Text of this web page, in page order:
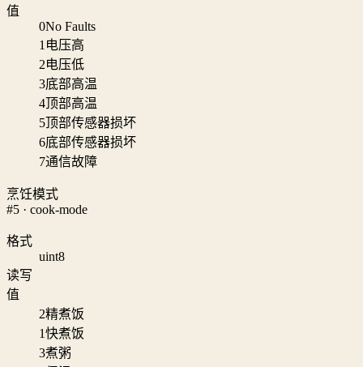
值
0No Faults
1 电压高
2电压低
3底部高温
4顶部高温
5顶部传感器损坏
6底部传感器损坏
7通信故障
烹饪模式
#5 · cook-mode
格式
uint8
读写
值
2精煮饭
1快煮饭
3煮粥